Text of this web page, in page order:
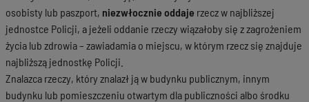
osobisty lub paszport, niezwłocznie oddaje rzecz w najbliższej
jednostce Policji, a jeżeli oddanie rzeczy wiązałoby się z zagrożeniem
życia lub zdrowia – zawiadamia o miejscu, w którym rzecz się znajduje
najbliższą jednostkę Policji.
Znalazca rzeczy, który znalazł ją w budynku publicznym, innym
budynku lub pomieszczeniu otwartym dla publiczności albo środku